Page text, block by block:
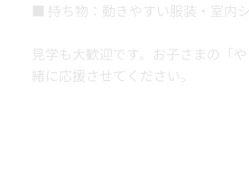
■ 持ち物：動きやすい服装・室内
見学も大歓迎です。お子さまの「や
緒に応援させてください。